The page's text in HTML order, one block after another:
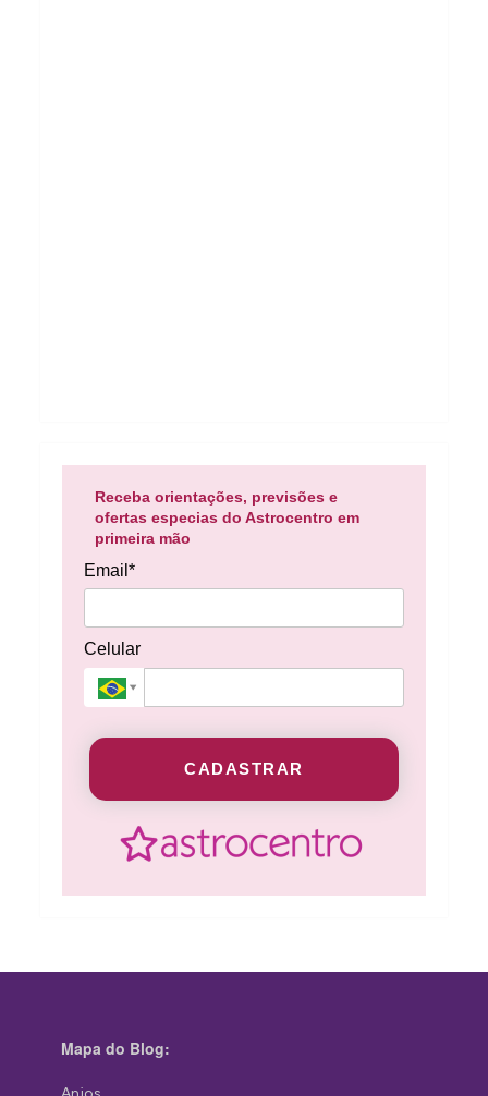
Receba orientações, previsões e
ofertas especias do Astrocentro em
primeira mão
Email*
Celular
CADASTRAR
Mapa do Blog: